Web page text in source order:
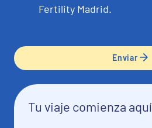
Fertility Madrid.
Enviar
Tu viaje comienza aquí.